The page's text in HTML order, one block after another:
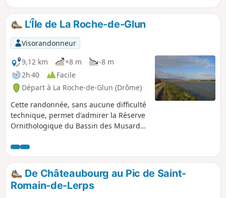
L'Île de La Roche-de-Glun
Visorandonneur
9,12 km
+8 m
-8 m
2h 40
Facile
Départ à La Roche-de-Glun (Drôme)
Cette randonnée, sans aucune difficulté
technique, permet d'admirer la Réserve
Ornithologique du Bassin des Musards
De Châteaubourg au Pic de Saint-
Romain-de-Lerps